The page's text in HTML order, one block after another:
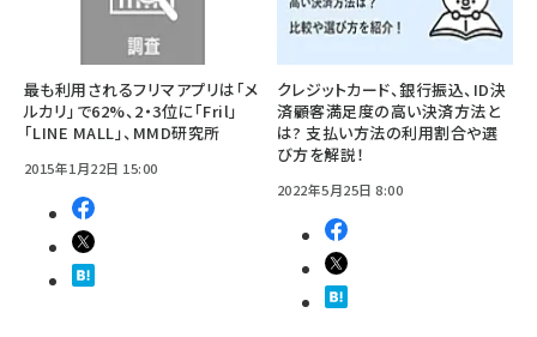
最も利用されるフリマアプリは「メ
ルカリ」で62%、2・3位に「Fril」
「LINE MALL」、MMD研究所
2015年1月22日 15:00
クレジットカード、銀行振込、ID決
済――顧客満足度の高い決済方法と
は? 支払い方法の利用割合や選
び方を解説！
2022年5月25日 8:00